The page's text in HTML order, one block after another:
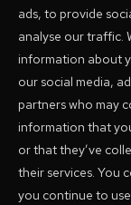
ZWIĄZKI
ads, to provide
analyse our traffic.
information about
our social media,
partners who may
information that
or that they’ve
their services. You
you continue to